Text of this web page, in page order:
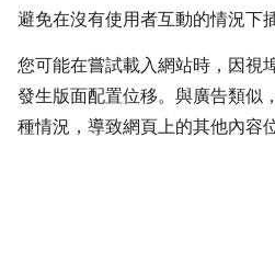
避免在沒有使用者互動的情況下
您可能在嘗試載入網站時，因視
發生版面配置位移。與廣告類似
種情況，導致網頁上的其他內容